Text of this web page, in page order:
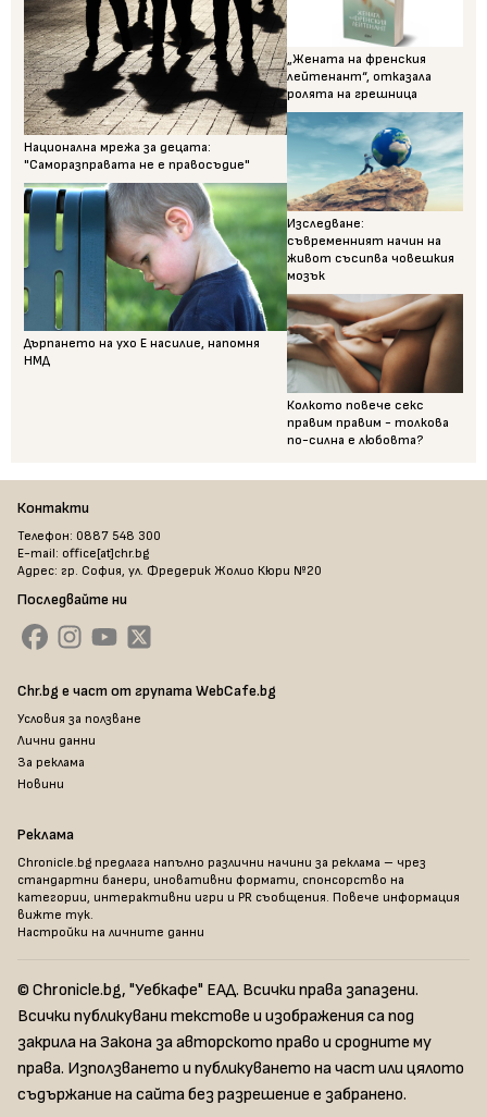
Национална мрежа за децата:
"Саморазправата не е правосъдие"
Дърпането на ухо Е насилие, напомня
НМД
„Жената на френския
лейтенант“, отказала
ролята на грешница
Изследване:
съвременният начин на
живот съсипва човешкия
мозък
Колкото повече секс
правим правим - толкова
по-силна е любовта?
Контакти
Телефон: 0887 548 300
E-mail: office[at]chr.bg
Адрес: гр. София, ул. Фредерик Жолио Кюри №20
Последвайте ни
Chr.bg е част от групата WebCafe.bg
Условия за ползване
Лични данни
За реклама
Новини
Реклама
Chronicle.bg предлага напълно различни начини за реклама – чрез
стандартни банери, иновативни формати, спонсорство на
категории, интерактивни игри и PR съобщения. Повече информация
вижте тук.
Настройки на личните данни
© Chronicle.bg, "Уебкафе" ЕАД. Всички права запазени.
Всички публикувани текстове и изображения са под
закрила на Закона за авторското право и сродните му
права. Използването и публикуването на част или цялото
съдържание на сайта без разрешение е забранено.